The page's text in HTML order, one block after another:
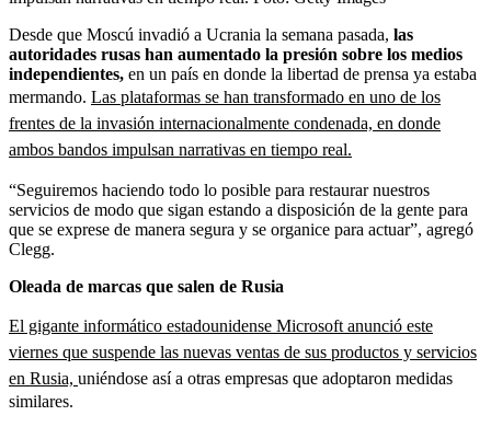
Desde que Moscú invadió a Ucrania la semana pasada, las
autoridades rusas han aumentado la presión sobre los medios
independientes, en un país en donde la libertad de prensa ya estaba
mermando. Las plataformas se han transformado en uno de los
frentes de la invasión internacionalmente condenada, en donde
ambos bandos impulsan narrativas en tiempo real.
“Seguiremos haciendo todo lo posible para restaurar nuestros
servicios de modo que sigan estando a disposición de la gente para
que se exprese de manera segura y se organice para actuar”, agregó
Clegg.
Oleada de marcas que salen de Rusia
El gigante informático estadounidense Microsoft anunció este
viernes que suspende las nuevas ventas de sus productos y servicios
en Rusia, uniéndose así a otras empresas que adoptaron medidas
similares.